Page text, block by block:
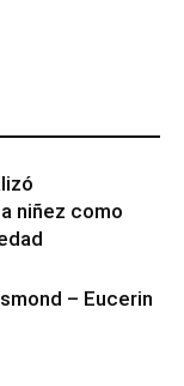
niñez como
– Eucerin